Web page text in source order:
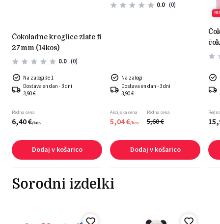
čokoladne kroglice zlate fi
27mm (14kos)
0.0 (0)
Na zalogi še 1
Dostava en dan - 3 dni
3,90 €
Redna cena
6,40€/kos
Dodaj v košarico
0.0 (0)
Na zalogi
Dostava en dan - 3 dni
3,90 €
Akcijska cena
5,04€/kos
Redna cena
5,60€
Dodaj v košarico
čokoladni okras bela
15,
Sorodni izdelki